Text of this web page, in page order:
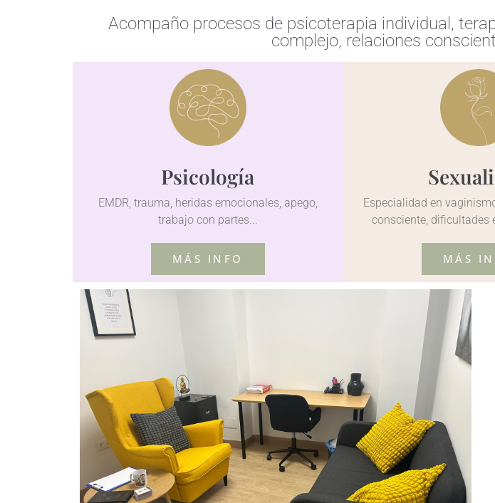
Acompaño procesos de psicoterapia individual,
complejo, relaciones
Psicología
EMDR, trauma, heridas emocionales, apego,
trabajo con partes...
MÁS INFO
Especialidad en
consciente, dificultades
MÁS